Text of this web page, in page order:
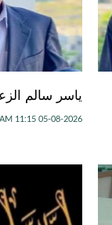
ياسر سالم
05-08-2026 11:15 AM